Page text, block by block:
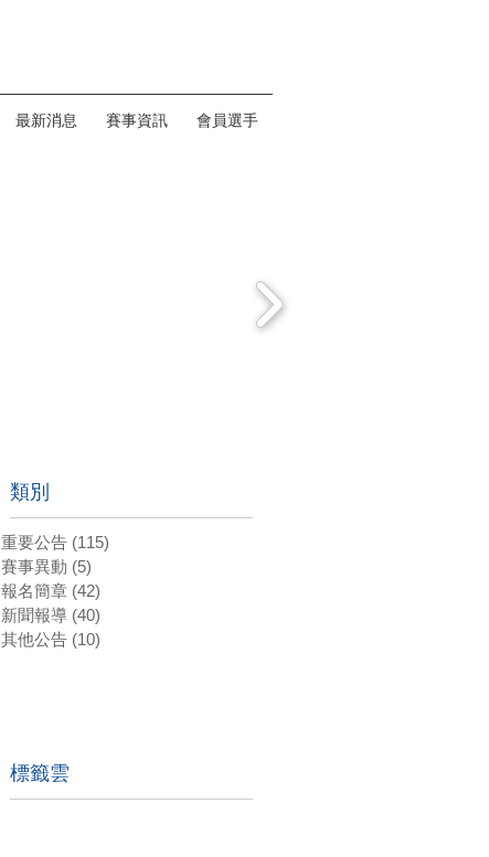
最新消息 賽事資訊 會員選手
類別
重要公告 (115)
賽事異動 (5)
報名簡章 (42)
新聞報導 (40)
其他公告 (10)
標籤雲